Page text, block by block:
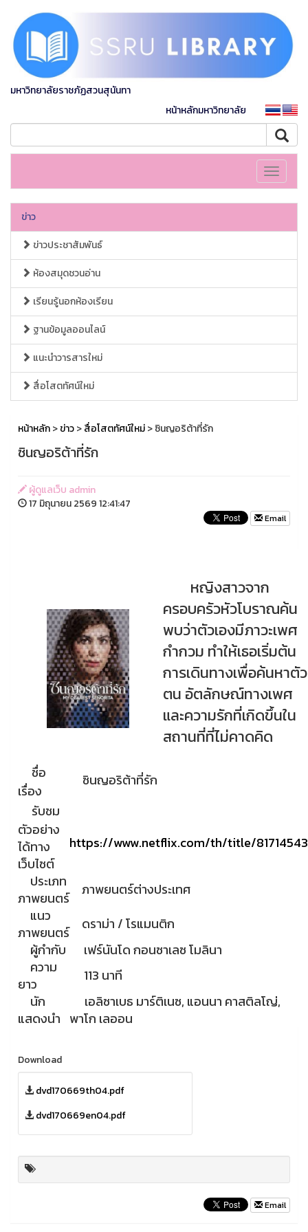
มหาวิทยาลัยราชภัฏสวนสุนันทา
หน้าหลักมหาวิทยาลัย
Toggle
ข่าว
ข่าวประชาสัมพันธ์
ห้องสมุดชวนอ่าน
เรียนรู้นอกห้องเรียน
ฐานข้อมูลออนไลน์
แนะนำวารสารใหม่
สื่อโสตทัศน์ใหม่
หน้าหลัก>ข่าว>สื่อโสตทัศน์ใหม่> ซินญอริต้าที่รัก
ซินญอริต้าที่รัก
ผู้ดูแลเว็บ admin
17 มิถุนายน 2569 12:41:47
Email
หญิงสาวจาก
ครอบครัวหัวโบราณค้น
พบว่าตัวเองมีภาวะเพศ
กำกวม ทำให้เธอเริ่มต้น
การเดินทางเพื่อค้นหาตัว
ตน อัตลักษณ์ทางเพศ
และความรักที่เกิดขึ้นใน
สถานที่ที่ไม่คาดคิด
ชื่อ
เรื่อง
ซินญอริต้าที่รัก
รับชม
ตัวอย่าง
ได้ทาง
เว็บไซต์
https://www.netflix.com/th/title/81714543
ประเภท
ภาพยนตร์
ภาพยนตร์ต่างประเทศ
แนว
ภาพยนตร์
ดราม่า / โรแมนติก
ผู้กำกับ
เฟร์นันโด กอนซาเลซ โมลินา
ความ
ยาว
113 นาที
นัก
แสดงนำ
เอลิซาเบธ มาร์ติเนซ, แอนนา คาสติลโญ่,
พาโก เลออน
Download
dvd170669th04.pdf
dvd170669en04.pdf
Email